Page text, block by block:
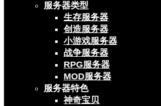
服务器类型
生存服务器
创造服务器
小游戏服务器
战争服务器
RPG服务器
MOD服务器
服务器特色
神奇宝贝